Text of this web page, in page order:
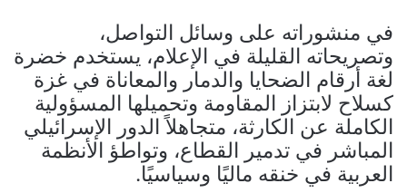
في منشوراته على وسائل التواصل،
وتصريحاته القليلة في الإعلام، يستخدم خضرة
لغة أرقام الضحايا والدمار والمعاناة في غزة
كسلاح لابتزاز المقاومة وتحميلها المسؤولية
الكاملة عن الكارثة، متجاهلاً الدور الإسرائيلي
المباشر في تدمير القطاع، وتواطؤ الأنظمة
العربية في خنقه ماليًا وسياسيًا.